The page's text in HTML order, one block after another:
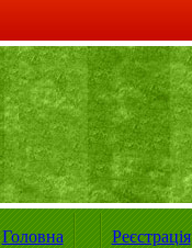
Головна Реєстрація